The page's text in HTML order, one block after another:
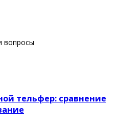
вопросы
тельфер: сравнение